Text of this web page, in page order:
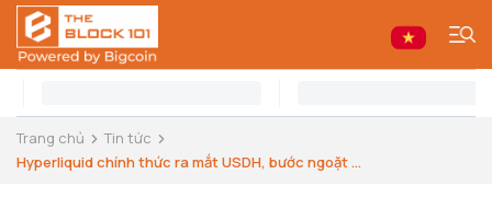
Trang chủ
Tin tức
Hyperliquid chính thức ra mắt USDH, bước ngoặt ...